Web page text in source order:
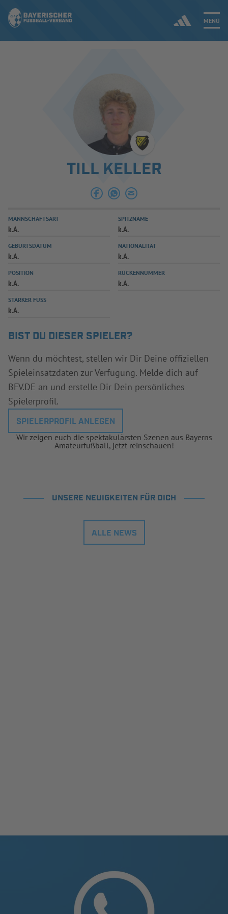
MENÜ
ERGEBNISSE & WETTBEWERBE
SPIELBETRIEB & VERBANDSLEBEN
AUSBILDUNG & FÖRDERUNG
SPIELPLUS
TILL KELLER
MANNSCHAFTSART
k.A.
SPITZNAME
k.A.
GEBURTSDATUM
k.A.
NATIONALITÄT
k.A.
POSITION
k.A.
RÜCKENNUMMER
k.A.
STARKER FUSS
k.A.
BIST DU DIESER SPIELER?
Wenn du möchtest, stellen wir Dir Deine offiziellen
Spieleinsatzdaten zur Verfügung. Melde dich auf
BFV.DE an und erstelle Dir Dein persönliches
Spielerprofil.
SPIELERPROFIL ANLEGEN
Wir zeigen euch die spektakulärsten Szenen aus Bayerns
Amateurfußball, jetzt reinschauen!
UNSERE NEUIGKEITEN FÜR DICH
ALLE NEWS